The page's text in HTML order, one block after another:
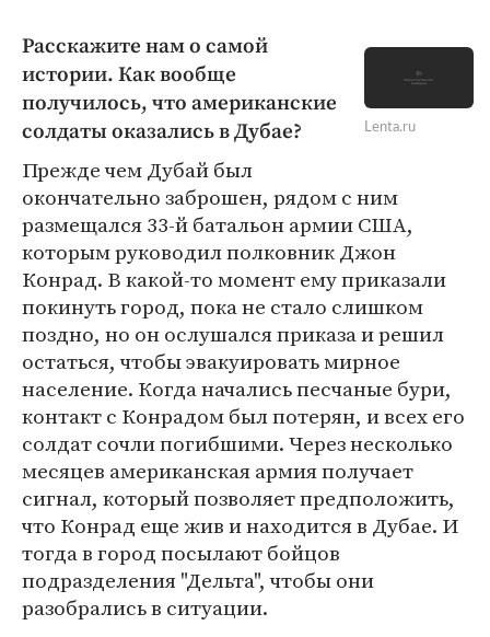
Lenta.ru
Расскажите нам о самой
истории. Как вообще
получилось, что американские
солдаты оказались в Дубае?
Прежде чем Дубай был
окончательно заброшен, рядом с ним
размещался 33-й батальон армии США,
которым руководил полковник Джон
Конрад. В какой-то момент ему приказали
покинуть город, пока не стало слишком
поздно, но он ослушался приказа и решил
остаться, чтобы эвакуировать мирное
население. Когда начались песчаные бури,
контакт с Конрадом был потерян, и всех его
солдат сочли погибшими. Через несколько
месяцев американская армия получает
сигнал, который позволяет предположить,
что Конрад еще жив и находится в Дубае. И
тогда в город посылают бойцов
подразделения "Дельта", чтобы они
разобрались в ситуации.